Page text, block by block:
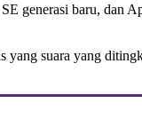
generasi baru, dan
suara yang